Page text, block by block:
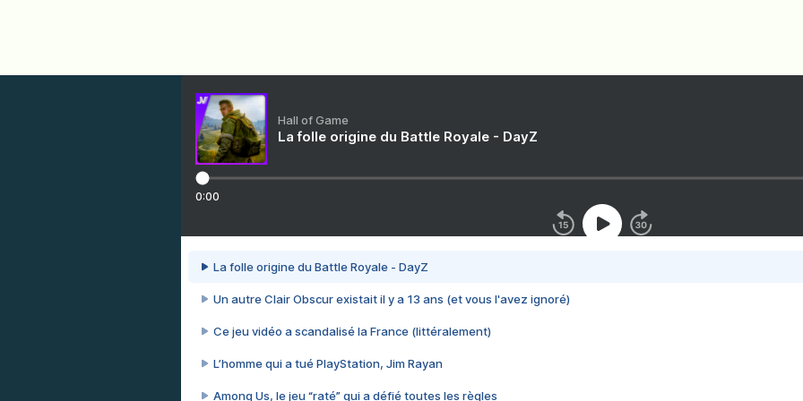
Hall of Game
La folle origine du Battle Royale - DayZ
0:00
La folle origine du Battle Royale - DayZ
Un autre Clair Obscur existait il y a 13 ans (et vous l'avez ignoré)
Ce jeu vidéo a scandalisé la France (littéralement)
L’homme qui a tué PlayStation, Jim Rayan
Among Us, le jeu “raté” qui a défié toutes les règles